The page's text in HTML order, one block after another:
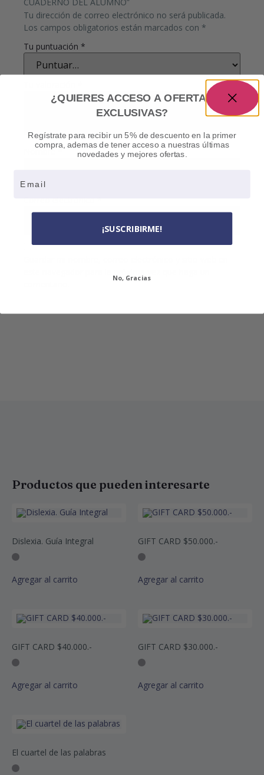
Tu dirección de correo electrónico no será publicada.
Los campos obligatorios están marcados con *
Tu puntuación *
Nombre*
Productos que pueden interesarte
Dislexia. Guía Integral
Agregar al carrito
GIFT CARD $50.000.-
Agregar al carrito
GIFT CARD $40.000.-
Agregar al carrito
GIFT CARD $30.000.-
Agregar al carrito
El cuartel de las palabras
¿QUIERES ACCESO A OFERTAS
EXCLUSIVAS?
Regístrate para recibir un 5% de descuento en la primer
compra, ademas de tener acceso a nuestras últimas
novedades y mejores ofertas.
¡SUSCRIBIRME!
No, Gracias